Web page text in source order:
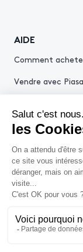
AIDE
Comment
Vendre avec Piasa